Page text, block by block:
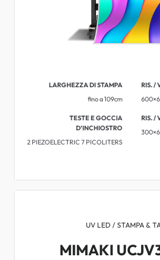
LARGHEZZA DI STAMPA
fino a 109cm
RIS. /
TESTE E GOCCIA
D’INCHIOSTRO
2 PIEZOELECTRIC 7 PICOLITERS
RIS. /
UV LED / STAMPA &
MIMAKI